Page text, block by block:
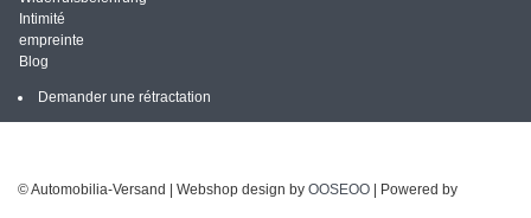
Intimité
empreinte
Blog
Demander une rétractation
© Automobilia-Versand | Webshop design by OOSEOO | Powered by